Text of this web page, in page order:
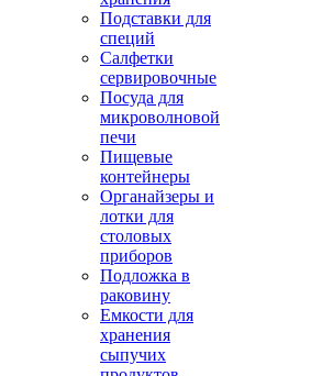
Подставки для
специй
Салфетки
сервировочные
Посуда для
микроволновой
печи
Пищевые
контейнеры
Органайзеры и
лотки для
столовых
приборов
Подложка в
раковину
Емкости для
хранения
сыпучих